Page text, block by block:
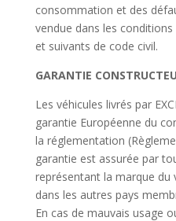
consommation et des
vendue dans les
et suivants de code civil.
GARANTIE
Les véhicules livrés par
garantie Européenne du
la réglementation
garantie est assurée par
représentant la marque du
dans les autres pays
En cas de mauvais usage